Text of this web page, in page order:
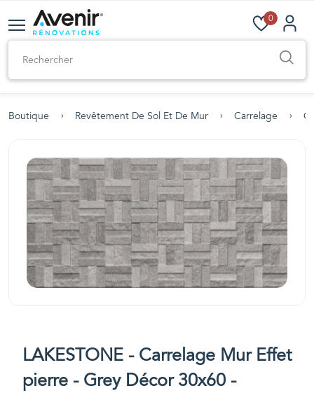
0
Boutique Revêtement De Sol Et De Mur Carrelage
LAKESTONE - Carrelage Mur Effet
pierre - Grey Décor 30x60 -